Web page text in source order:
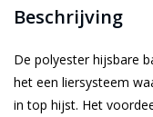
Beschrijving
De polyester hijsbare
het een liersysteem
in top hijst. Het